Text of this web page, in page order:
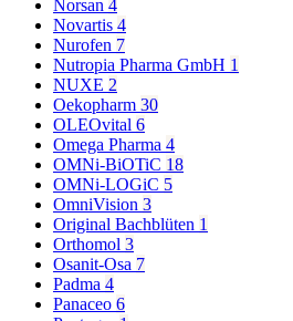
Norsan 4
Novartis 4
Nurofen 7
Nutropia Pharma GmbH 1
NUXE 2
Oekopharm 30
OLEOvital 6
Omega Pharma 4
OMNi-BiOTiC 18
OMNi-LOGiC 5
OmniVision 3
Original Bachblüten 1
Orthomol 3
Osanit-Osa 7
Padma 4
Panaceo 6